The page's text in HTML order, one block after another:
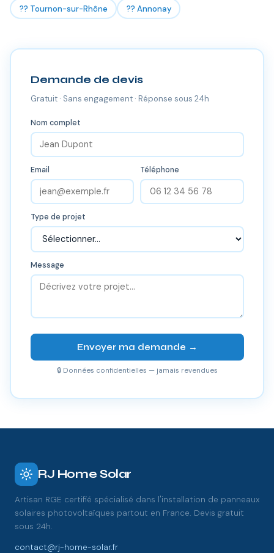
?? Tournon-sur-Rhône
?? Annonay
Demande de devis
Gratuit · Sans engagement · Réponse sous 24h
Nom complet
Email Téléphone
Type de projet
Message
Envoyer ma demande →
🔒 Données confidentielles — jamais revendues
RJ Home Solar
Artisan RGE certifié spécialisé dans l'installation de panneaux
solaires photovoltaïques partout en France. Devis gratuit
sous 24h.
contact@rj-home-solar.fr